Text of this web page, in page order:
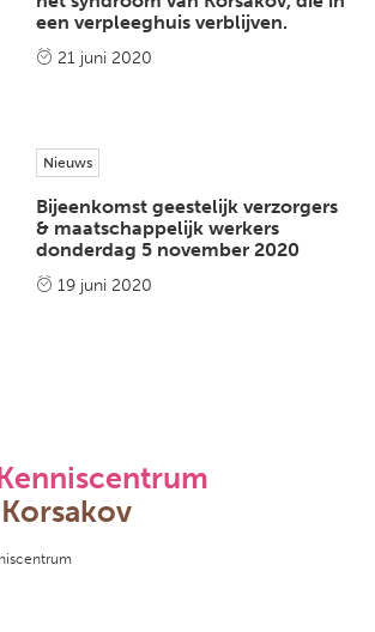
een verpleeghuis verblijven.
21 juni 2020
Nieuws
Bijeenkomst geestelijk verzorgers
& maatschappelijk werkers
donderdag 5 november 2020
19 juni 2020